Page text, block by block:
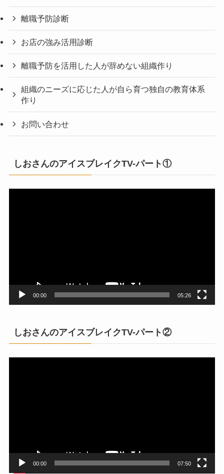
離職予防診断
お店の強み活用診断
離職予防を活用した人が辞めない組織作り
組織のニーズに応じた人が自ら育つ独自の教育体系
作り
お問い合わせ
しおさんのアイスブレイクTV-パート①
00:00 05:26
しおさんのアイスブレイクTV-パート②
00:00 07:50